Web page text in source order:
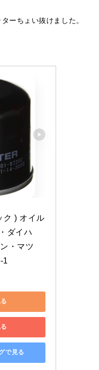
ーちょい抜けました。
ク ) オイル
ダイハ
・マツ
1
で見る